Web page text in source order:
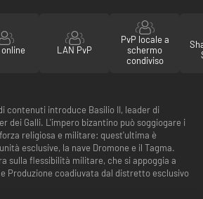
online LAN PvP
PvP locale a
schermo
condiviso
contenuti introduce Basilio II, leader di
dei Galli. L'impero bizantino può soggiogare i
religiosa e militare: quest'ultima è
esclusive, la nave Dromone e il Tagma.
sulla flessibilità militare, che si appoggia a
Produzione coadiuvata dal distretto esclusivo